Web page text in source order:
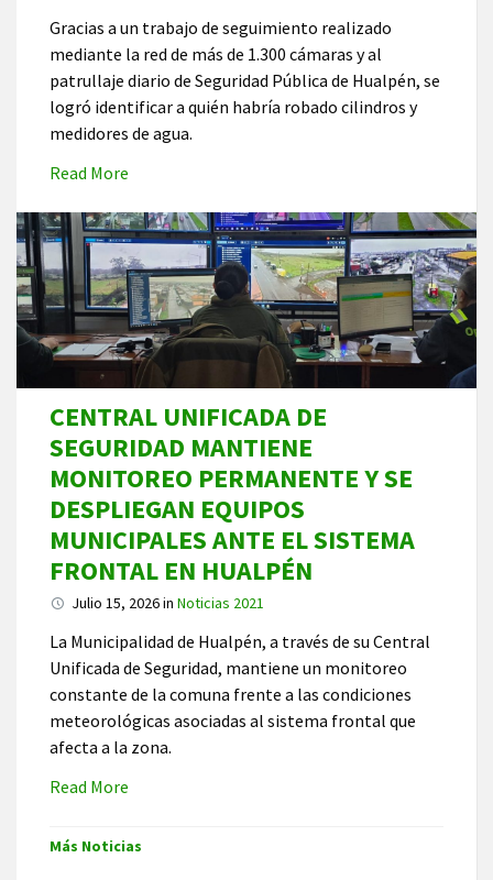
Gracias a un trabajo de seguimiento realizado
mediante la red de más de 1.300 cámaras y al
patrullaje diario de Seguridad Pública de Hualpén, se
logró identificar a quién habría robado cilindros y
medidores de agua.
Read More
CENTRAL UNIFICADA DE
SEGURIDAD MANTIENE
MONITOREO PERMANENTE Y SE
DESPLIEGAN EQUIPOS
MUNICIPALES ANTE EL SISTEMA
FRONTAL EN HUALPÉN
Julio 15, 2026in Noticias 2021
La Municipalidad de Hualpén, a través de su Central
Unificada de Seguridad, mantiene un monitoreo
constante de la comuna frente a las condiciones
meteorológicas asociadas al sistema frontal que
afecta a la zona.
Read More
Más Noticias